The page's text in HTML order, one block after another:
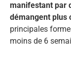
manifestant par
démangent plus
principales
moins de 6